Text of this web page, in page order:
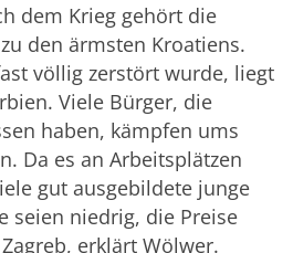
dem Krieg gehört die
den ärmsten Kroatiens.
völlig zerstört wurde, liegt
Viele Bürger, die
haben, kämpfen ums
Da es an Arbeitsplätzen
gut ausgebildete junge
seien niedrig, die Preise
erklärt Wölwer.